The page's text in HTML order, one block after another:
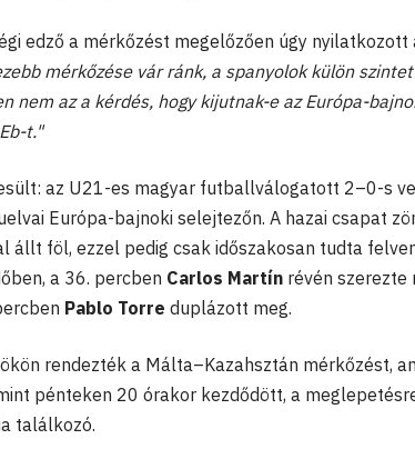
edző a mérkőzést megelőzően úgy nyilatkozott
mérkőzése vár ránk, a spanyolok külön
nem az a kérdés, hogy kijutnak-e az Európa-
t."
az U21-es magyar futballválogatott 2–0-s
Európa-bajnoki selejtezőn. A hazai csapat
állt föl, ezzel pedig csak időszakosan tudta
a 36. percben Carlos Martín révén szerezte
Pablo Torre duplázott meg.
rendezték a Málta–Kazahsztán mérkőzést,
pénteken 20 órakor kezdődött, a
találkozó.